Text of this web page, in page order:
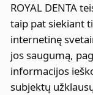
ROYAL DENTA
taip pat siekiant
internetinę
jos saugumą,
informacijos
subjektų